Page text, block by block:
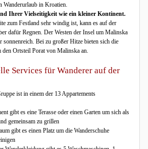
Wanderurlaub in Kroatien.
Ihrer Vielseitigkeit wie ein kleiner Kontinent.
zum Festland sehr windig ist, kann es auf der
dafür Regnen. Der Westen der Insel um Malinska
sonnenreich. Bei zu großer Hitze bieten sich die
den Ortsteil Porat von Malinska an.
Services für Wanderer auf der
ist in einem der 13 Appartements
gibt es eine Terasse oder einen Garten um sich als
gemeinsam zu grillen
gibt es einen Platz um die Wanderschuhe